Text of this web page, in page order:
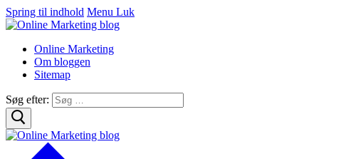
Spring til indhold Menu Luk
Online Marketing
Om bloggen
Sitemap
Søg efter: